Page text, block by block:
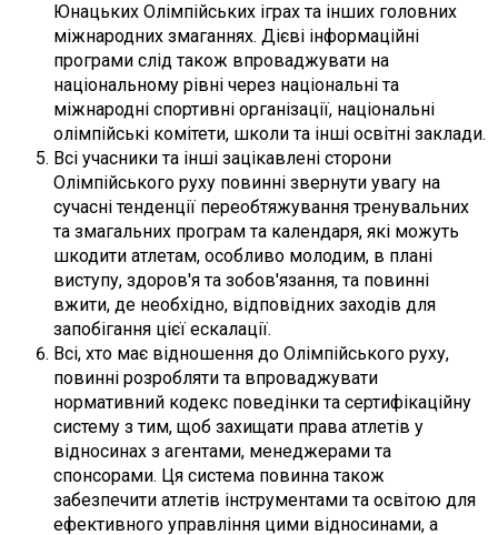
Юнацьких Олімпійських іграх та інших головних
міжнародних змаганнях. Дієві інформаційні
програми слід також впроваджувати на
національному рівні через національні та
міжнародні спортивні організації, національні
олімпійські комітети, школи та інші освітні заклади.
Всі учасники та інші зацікавлені сторони
Олімпійського руху повинні звернути увагу на
сучасні тенденції переобтяжування тренувальних
та змагальних програм та календаря, які можуть
шкодити атлетам, особливо молодим, в плані
виступу, здоров'я та зобов'язання, та повинні
вжити, де необхідно, відповідних заходів для
запобігання цієї ескалації.
Всі, хто має відношення до Олімпійського руху,
повинні розробляти та впроваджувати
нормативний кодекс поведінки та сертифікаційну
систему з тим, щоб захищати права атлетів у
відносинах з агентами, менеджерами та
спонсорами. Ця система повинна також
забезпечити атлетів інструментами та освітою для
ефективного управління цими відносинами, а